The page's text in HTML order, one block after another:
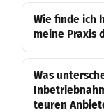
Wie finde ich
meine Praxis
Was
teuren